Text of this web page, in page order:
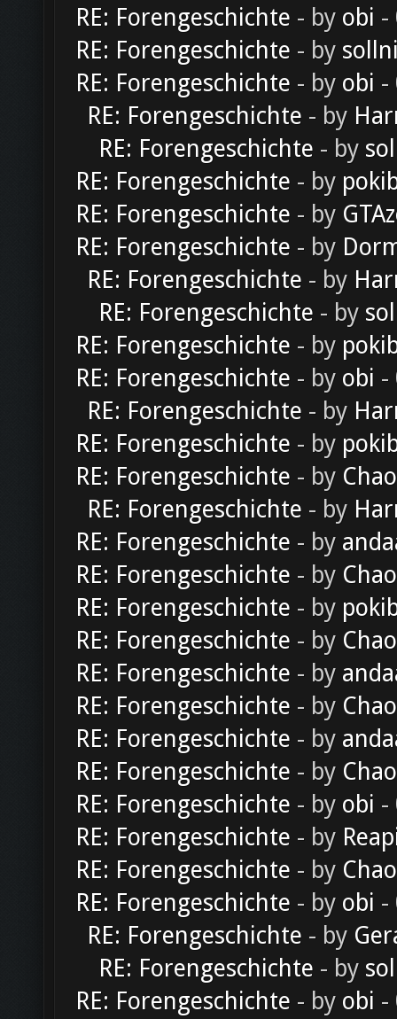
RE: Forengeschichte - by obi -
RE: Forengeschichte - by
RE: Forengeschichte - by obi -
RE: Forengeschichte - by
RE: Forengeschichte - by
RE: Forengeschichte - by
RE: Forengeschichte - by
RE: Forengeschichte - by
RE: Forengeschichte - by
RE: Forengeschichte - by
RE: Forengeschichte - by
RE: Forengeschichte - by obi -
RE: Forengeschichte - by
RE: Forengeschichte - by
RE: Forengeschichte - by
RE: Forengeschichte - by
RE: Forengeschichte - by
RE: Forengeschichte - by
RE: Forengeschichte - by
RE: Forengeschichte - by
RE: Forengeschichte - by
RE: Forengeschichte - by
RE: Forengeschichte - by
RE: Forengeschichte - by
RE: Forengeschichte - by obi -
RE: Forengeschichte - by
RE: Forengeschichte - by
RE: Forengeschichte - by obi -
RE: Forengeschichte - by
RE: Forengeschichte - by
RE: Forengeschichte - by obi -